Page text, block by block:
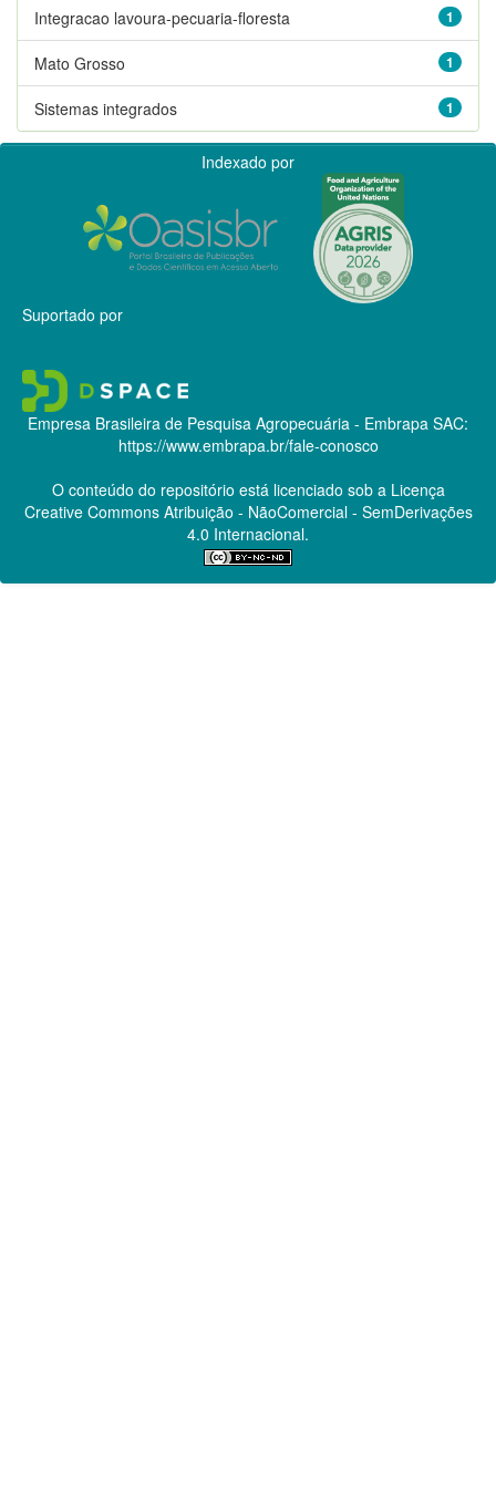
1
Integracao lavoura-pecuaria-floresta
1
Mato Grosso
1
Sistemas integrados
Indexado por
Suportado por
Empresa Brasileira de Pesquisa Agropecuária - Embrapa SAC:
https://www.embrapa.br/fale-conosco
O conteúdo do repositório está licenciado sob a Licença
Creative CommonsAtribuição - NãoComercial - SemDerivações
4.0 Internacional.